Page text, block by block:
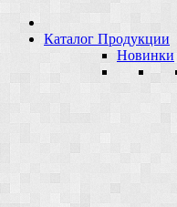
Каталог Продукции
Новинки